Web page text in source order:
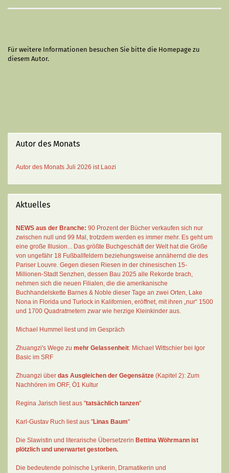
Für weitere Informationen besuchen Sie bitte die Homepage zu
diesem Autor.
Autor des Monats
Autor des Monats Juli 2026 ist Laozi
Aktuelles
NEWS aus der Branche: 90 Prozent der Bücher verkaufen sich nur
zwischen null und 99 Mal , trotzdem werden es immer mehr. Es geht um
eine große Illusion... Das größte Buchgeschäft der Welt hat die Größe
von ungefähr 18 Fußballfeldern beziehungsweise annähernd die des
Pariser Louvre. Gegen diesen Riesen in der chinesischen 15-
Millionen-Stadt Senzhen, dessen Bau 2025 alle Rekorde brach,
nehmen sich die neuen Filialen, die die amerikanische
Buchhandelskette Barnes & Noble dieser Tage an zwei Orten, Lake
Nona in Florida und Turlock in Kalifornien, eröffnet, mit ihren „nur“ 1500
und 1700 Quadratmetern zwar wie herzige Kleinkinder aus.
Michael Hummel liest und im Gespräch
Zhuangzi's Wege zu mehr Gelassenheit: Michael Wittschier bei Igor
Basic im SRF
Zhuangzi über das Ausgleichen der Gegensätze (Kapitel 2): Zum
Nachhören im ORF, Ö1 Kultur
Regina Jarisch liest aus "tatsächlich tanzen"
Karl-Gustav Ruch liest aus "Linas Baum"
Die Slawistin und literarische Übersetzerin Bettina Wöhrmann ist
plötzlich und unerwartet gestorben.
Die bedeutende polnische Lyrikerin, Dramatikerin und